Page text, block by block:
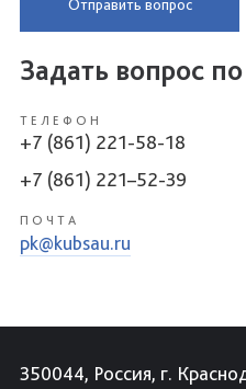
Отправить вопрос
Задать вопрос
ТЕЛЕФОН
+7 (861) 221-58-18
+7 (861) 221–52-39
ПОЧТА
pk@kubsau.ru
350044, Россия, г.